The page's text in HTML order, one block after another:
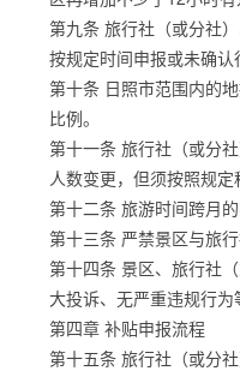
第九条 旅行社（或分社
按规定时间申报或未确认
第十条 日照市范围内的
比例。
第十一条 旅行社（或分
人数变更，但须按照规定
第十二条 旅游时间跨月
第十三条 严禁景区与旅
第十四条 景区、旅行社
大投诉、无严重违规行为
第四章 补贴申报流程
第十五条 旅行社（或分